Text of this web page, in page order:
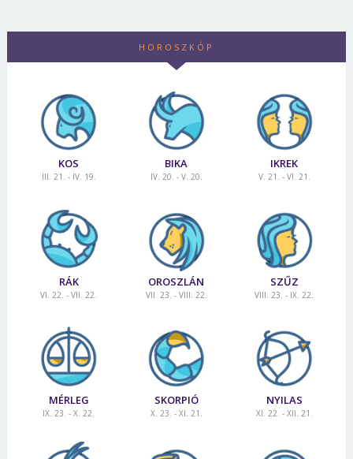
HOROSZKÓP
KOS
III. 21. - IV. 19.
BIKA
IV. 20. - V. 20.
IKREK
V. 21. - VI. 21.
RÁK
VI. 22. - VII. 22.
OROSZLÁN
VII. 23. - VIII. 22.
SZŰZ
VIII. 23. - IX. 22.
MÉRLEG
IX. 23. - X. 22.
SKORPIÓ
X. 23. - XI. 21.
NYILAS
XI. 22. - XII. 21.